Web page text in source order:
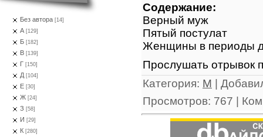
Без автора [14]
А [129]
Б [182]
В [139]
Г [150]
Д [104]
Е [30]
Ж [24]
З [58]
И [29]
К [280]
Содержание:
Верный муж
Пятый постулат
Женщины в периоды
Прослушать отрывок
Категория: М |
Просмотров: 767 |